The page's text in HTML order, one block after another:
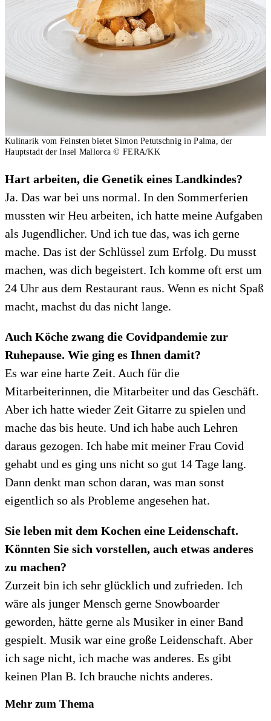
Kulinarik vom Feinsten bietet Simon Petutschnig in Palma, der
Hauptstadt der Insel Mallorca © FERA/KK
Hart arbeiten, die Genetik eines Landkindes?
Ja. Das war bei uns normal. In den Sommerferien
mussten wir Heu arbeiten, ich hatte meine Aufgaben
als Jugendlicher. Und ich tue das, was ich gerne
mache. Das ist der Schlüssel zum Erfolg. Du musst
machen, was dich begeistert. Ich komme oft erst um
24 Uhr aus dem Restaurant raus. Wenn es nicht Spaß
macht, machst du das nicht lange.
Auch Köche zwang die Covidpandemie zur
Ruhepause. Wie ging es Ihnen damit?
Es war eine harte Zeit. Auch für die
Mitarbeiterinnen, die Mitarbeiter und das Geschäft.
Aber ich hatte wieder Zeit Gitarre zu spielen und
mache das bis heute. Und ich habe auch Lehren
daraus gezogen. Ich habe mit meiner Frau Covid
gehabt und es ging uns nicht so gut 14 Tage lang.
Dann denkt man schon daran, was man sonst
eigentlich so als Probleme angesehen hat.
Sie leben mit dem Kochen eine Leidenschaft.
Könnten Sie sich vorstellen, auch etwas anderes
zu machen?
Zurzeit bin ich sehr glücklich und zufrieden. Ich
wäre als junger Mensch gerne Snowboarder
geworden, hätte gerne als Musiker in einer Band
gespielt. Musik war eine große Leidenschaft. Aber
ich sage nicht, ich mache was anderes. Es gibt
keinen Plan B. Ich brauche nichts anderes.
Mehr zum Thema